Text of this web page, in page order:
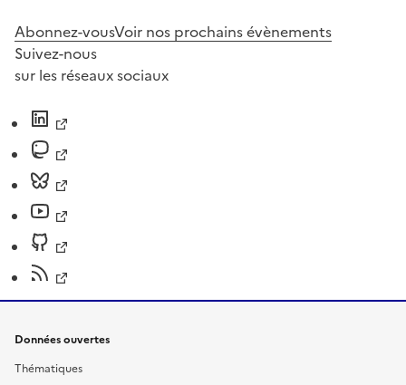
Abonnez-vousVoir nos prochains évènements
Suivez-nous
sur les réseaux sociaux
Données ouvertes
Thématiques